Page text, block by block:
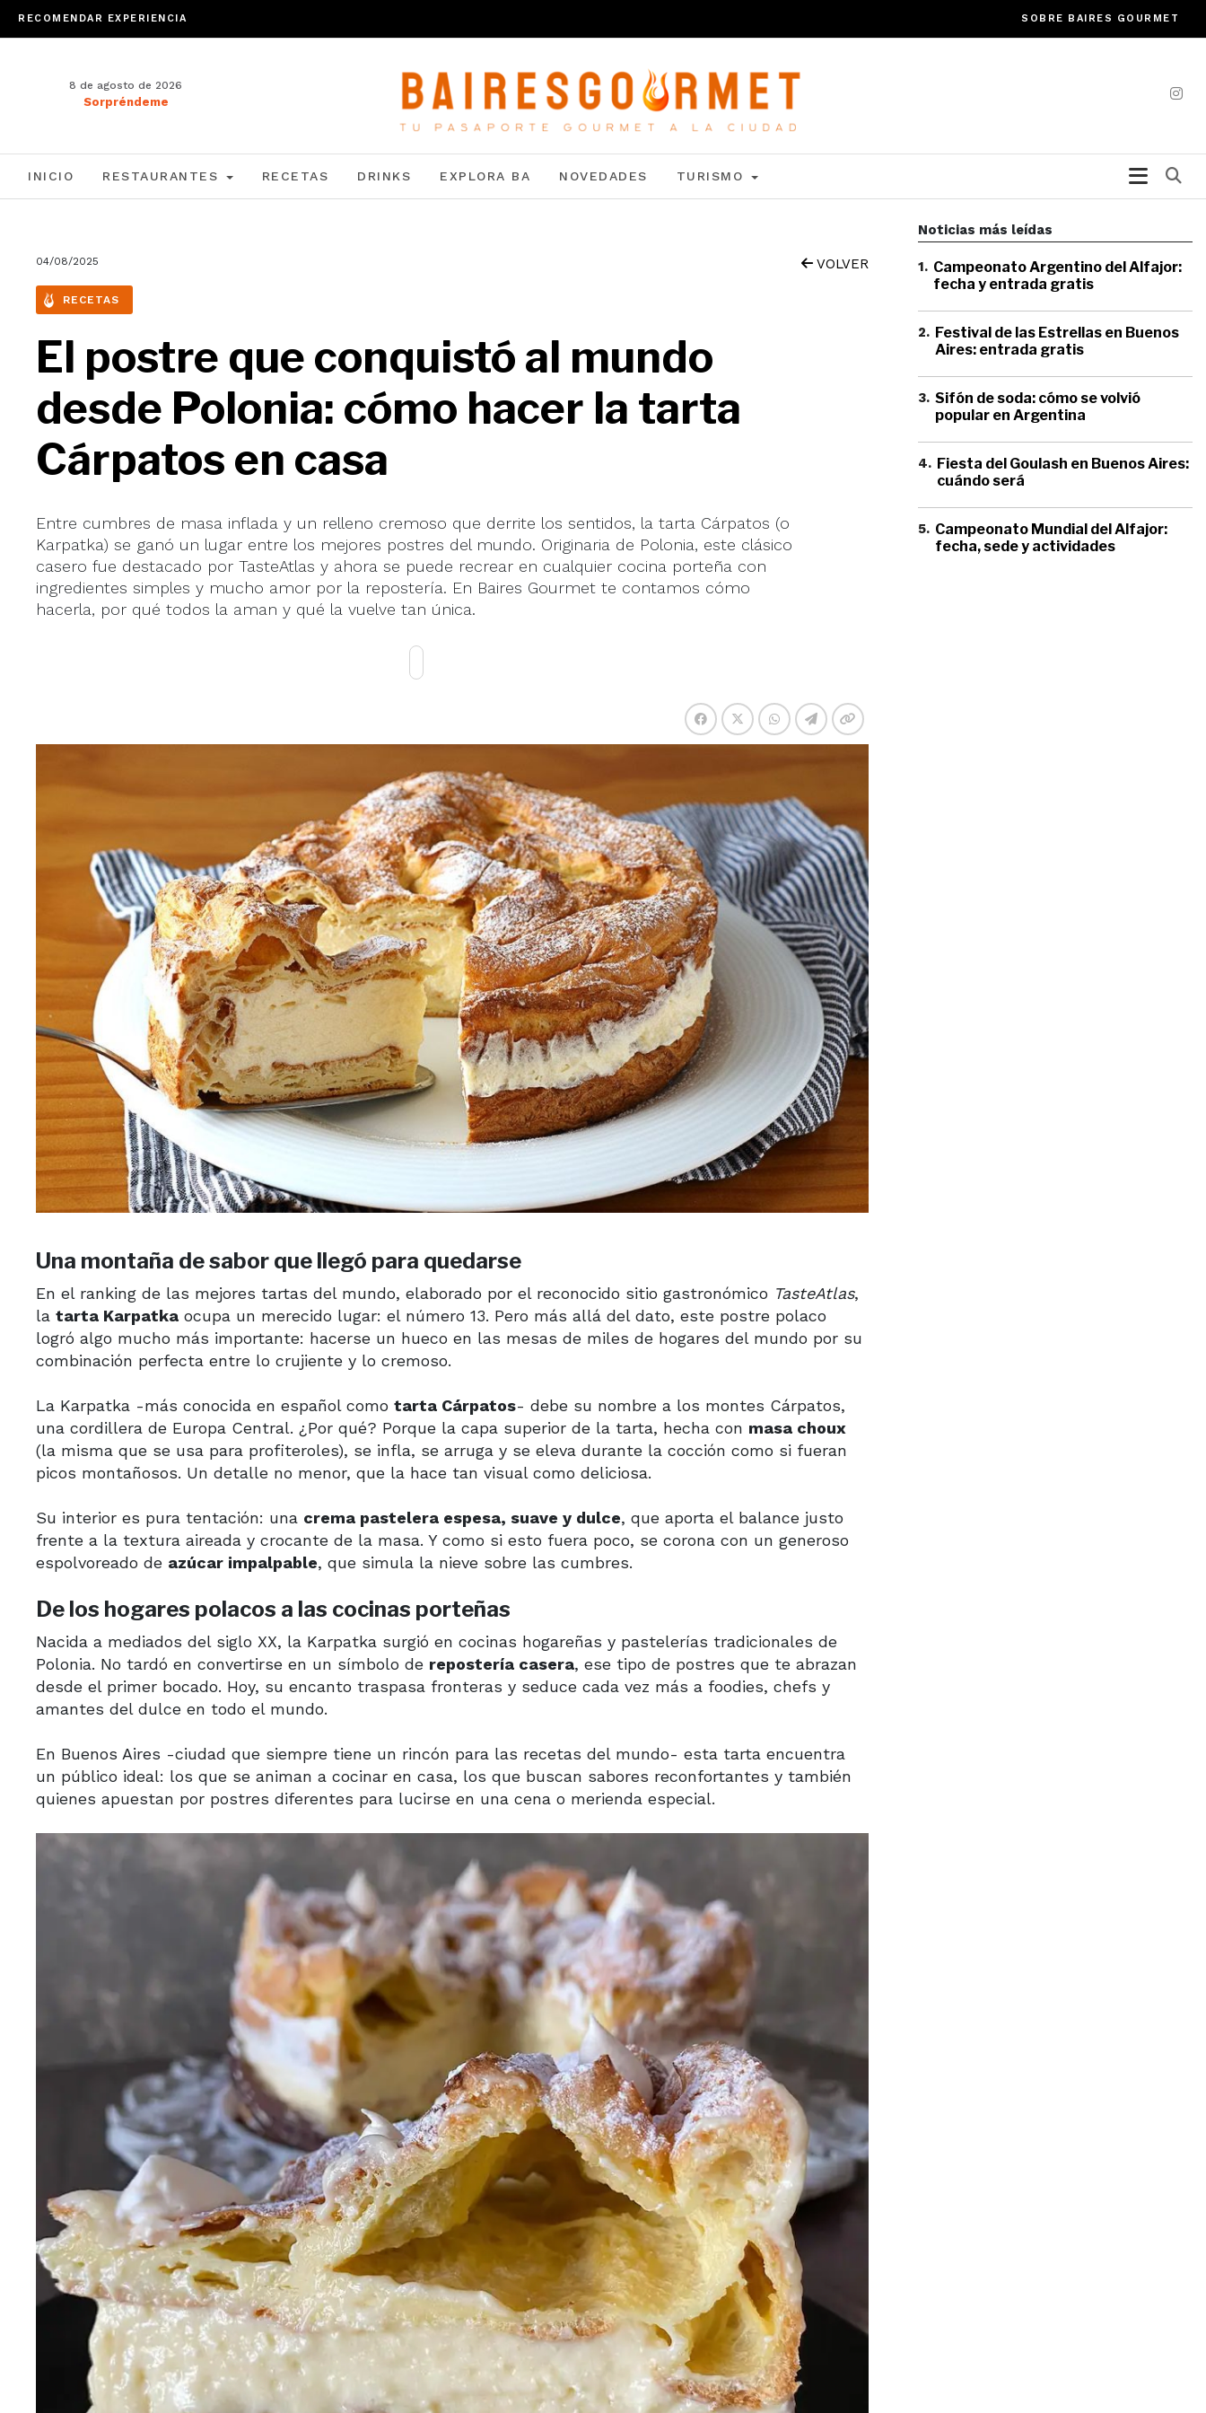
RECOMENDAR EXPERIENCIA SOBRE BAIRES GOURMET
8 de agosto de 2026
Sorpréndeme
INICIO RESTAURANTES RECETAS DRINKS EXPLORA BA NOVEDADES TURISMO
04/08/2025 VOLVER
RECETAS
El postre que conquistó al mundo
desde Polonia: cómo hacer la tarta
Cárpatos en casa
Entre cumbres de masa inflada y un relleno cremoso que derrite los sentidos, la tarta Cárpatos (o
Karpatka) se ganó un lugar entre los mejores postres del mundo. Originaria de Polonia, este clásico
casero fue destacado por TasteAtlas y ahora se puede recrear en cualquier cocina porteña con
ingredientes simples y mucho amor por la repostería. En Baires Gourmet te contamos cómo
hacerla, por qué todos la aman y qué la vuelve tan única.
Una montaña de sabor que llegó para quedarse
En el ranking de las mejores tartas del mundo, elaborado por el reconocido sitio gastronómico TasteAtlas,
la tarta Karpatka ocupa un merecido lugar: el número 13. Pero más allá del dato, este postre polaco
logró algo mucho más importante: hacerse un hueco en las mesas de miles de hogares del mundo por su
combinación perfecta entre lo crujiente y lo cremoso.
La Karpatka -más conocida en español como tarta Cárpatos- debe su nombre a los montes Cárpatos,
una cordillera de Europa Central. ¿Por qué? Porque la capa superior de la tarta, hecha con masa choux
(la misma que se usa para profiteroles), se infla, se arruga y se eleva durante la cocción como si fueran
picos montañosos. Un detalle no menor, que la hace tan visual como deliciosa.
Su interior es pura tentación: una crema pastelera espesa, suave y dulce, que aporta el balance justo
frente a la textura aireada y crocante de la masa. Y como si esto fuera poco, se corona con un generoso
espolvoreado de azúcar impalpable, que simula la nieve sobre las cumbres.
De los hogares polacos a las cocinas porteñas
Nacida a mediados del siglo XX, la Karpatka surgió en cocinas hogareñas y pastelerías tradicionales de
Polonia. No tardó en convertirse en un símbolo de repostería casera, ese tipo de postres que te abrazan
desde el primer bocado. Hoy, su encanto traspasa fronteras y seduce cada vez más a foodies, chefs y
amantes del dulce en todo el mundo.
En Buenos Aires -ciudad que siempre tiene un rincón para las recetas del mundo- esta tarta encuentra
un público ideal: los que se animan a cocinar en casa, los que buscan sabores reconfortantes y también
quienes apuestan por postres diferentes para lucirse en una cena o merienda especial.
Noticias más leídas
1. Campeonato Argentino del Alfajor:
fecha y entrada gratis
2. Festival de las Estrellas en Buenos
Aires: entrada gratis
3. Sifón de soda: cómo se volvió
popular en Argentina
4. Fiesta del Goulash en Buenos Aires:
cuándo será
5. Campeonato Mundial del Alfajor:
fecha, sede y actividades